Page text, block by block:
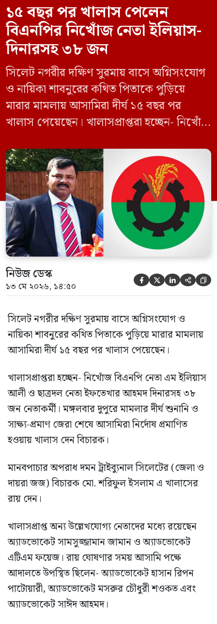
১৫ বছর পর খালাস পেলেন
বিএনপির নিখোঁজ নেতা ইলিয়াস-
দিনারসহ ৩৮ জন
সিলেট নগরীর দক্ষিণ সুরমায় বাসে অগ্নিসংযোগ
ও নায়িকা শাবনুরের কথিত পিতাকে পুড়িয়ে
মারার মামলায় আসামিরা দীর্ঘ ১৫ বছর পর
খালাস পেয়েছেন। খালাসপ্রাপ্তরা হচ্ছেন- নিখোঁজ
ইফতেখার আহমদ দিনারসহ ৩৮ জন নেতাকর্মী।
মঙ্গলবার দুপুরে মামলার দীর্ঘ শুনানি ও সাক্ষ্য-
প্রমাণ জেরা শেষে আসামিরা নির্দোষ প্রমাণিত
হওয়ায় খালাস দেন বিচারক। মানবপাচার […]
নিউজ ডেস্ক
১৩ মে ২০২৬, ১৪:৫০     
সিলেট নগরীর দক্ষিণ সুরমায় বাসে অগ্নিসংযোগ ও
নায়িকা শাবনুরের কথিত পিতাকে পুড়িয়ে মারার মামলায়
আসামিরা দীর্ঘ ১৫ বছর পর খালাস পেয়েছেন।
খালাসপ্রাপ্তরা হচ্ছেন- নিখোঁজ বিএনপি নেতা এম ইলিয়াস
আলী ও ছাত্রদল নেতা ইফতেখার আহমদ দিনারসহ ৩৮
জন নেতাকর্মী। মঙ্গলবার দুপুরে মামলার দীর্ঘ শুনানি ও
সাক্ষ্য-প্রমাণ জেরা শেষে আসামিরা নির্দোষ প্রমাণিত
হওয়ায় খালাস দেন বিচারক।
মানবপাচার অপরাধ দমন ট্রাইব্যুনাল সিলেটের (জেলা ও
দায়রা জজ) বিচারক মো. শরিফুল ইসলাম এ খালাসের
রায় দেন।
খালাসপ্রাপ্ত অন্য উল্লেখযোগ্য নেতাদের মধ্যে রয়েছেন
অ্যাডভোকেট সামসুজ্জামান জামান ও অ্যাডভোকেট
এটিএম ফয়েজ। রায় ঘোষণার সময় আসামি পক্ষে
আদালতে উপস্থিত ছিলেন- অ্যাডভোকেট হাসান রিপন
পাটোয়ারী, অ্যাডভোকেট মসরুর চৌধুরী শওকত এবং
অ্যাডভোকেট সাঈদ আহমদ।